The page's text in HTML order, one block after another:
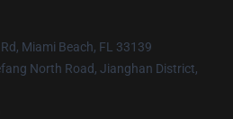
Miami Beach, FL 33139
North Road, Jianghan District,